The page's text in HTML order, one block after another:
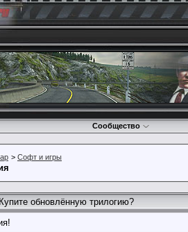
Сообщество
> Софт и игры
обновлённую трилогию?